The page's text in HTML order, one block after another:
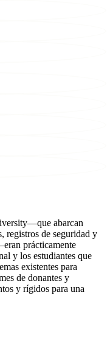
abarcan
registros de seguridad y
prácticamente
y los estudiantes que
existentes para
de donantes y
y rígidos para una